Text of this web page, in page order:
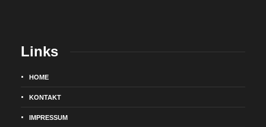
Links
HOME
KONTAKT
IMPRESSUM